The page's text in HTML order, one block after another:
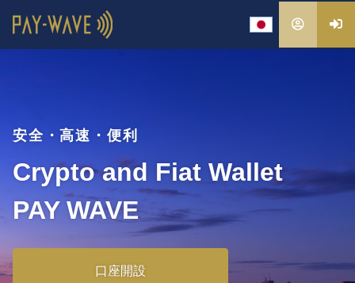
次世代決済ウォレットでビジネスを加速させる
Global E-Wallet
PAY WAVE
口座開設
安全・高速・便利
Crypto and Fiat Wallet
PAY WAVE
口座開設
次世代決済ウォレットでビジネスを加速させる
Global E-Wallet
PAY WAVE
口座開設
安全・高速・便利
Crypto and Fiat Wallet
PAY WAVE
口座開設